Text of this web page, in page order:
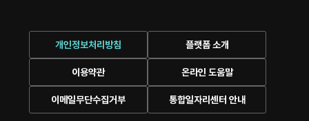
개인정보처리방침 플랫폼 소개
이용약관 온라인 도움말
이메일무단수집거부 통합일자리센터 안내